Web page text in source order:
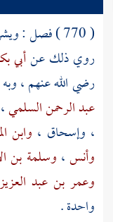
( 770 ) فصل : ويشرع أن
روي ذلك عنأبي
رضي الله عنهم ،
عبد الرحمن السلمي،
، وإسحاق ، وابن
وأنس، وسلمة بن
وعمر بن عبد العزيز
واحدة .